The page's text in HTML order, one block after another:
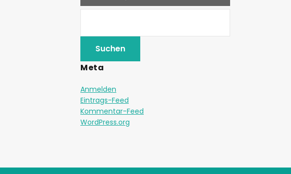
Meta
Anmelden
Eintrags-Feed
Kommentar-Feed
WordPress.org